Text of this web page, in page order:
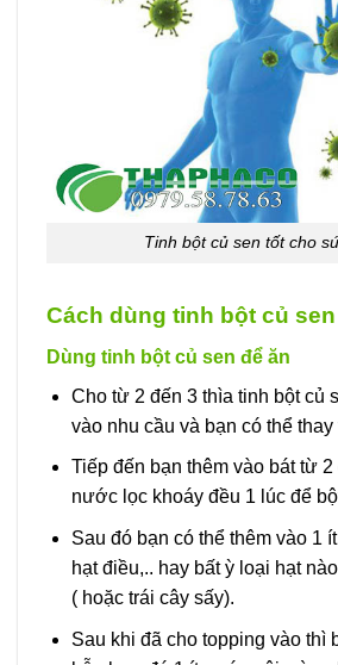
Tinh bột củ sen tốt cho
Cách dùng tinh bột củ sen
Dùng tinh bột củ sen để ăn
Cho từ 2 đến 3 thìa tinh bột củ
vào nhu cầu và bạn có thể thay
Tiếp đến bạn thêm vào bát từ 2
nước lọc khoáy đều 1 lúc để
Sau đó bạn có thể thêm vào 1
hạt điều,.. hay bất ỳ loại hạt
( hoặc trái cây sấy).
Sau khi đã cho topping vào thì